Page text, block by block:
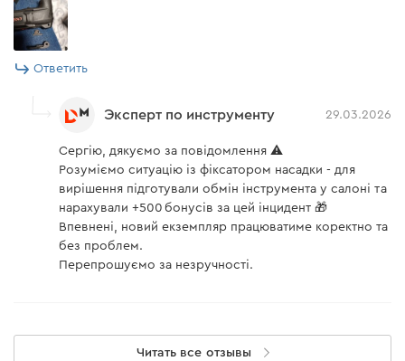
Ответить
Эксперт по инструменту 29.03.2026
Сергію, дякуємо за повідомлення ⚠️
Розуміємо ситуацію із фіксатором насадки - для
вирішення підготували обмін інструмента у салоні та
нарахували +500 бонусів за цей інцидент 🎁
Впевнені, новий екземпляр працюватиме коректно та
без проблем.
Перепрошуємо за незручності.
Читать все отзывы